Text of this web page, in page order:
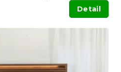
Detail